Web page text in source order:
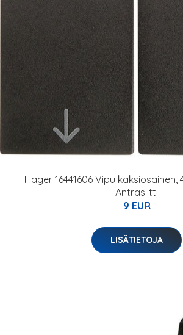
Hager 16441606 Vipu kaksiosainen,
Antrasiitti
9 EUR
LISÄTIETOJA